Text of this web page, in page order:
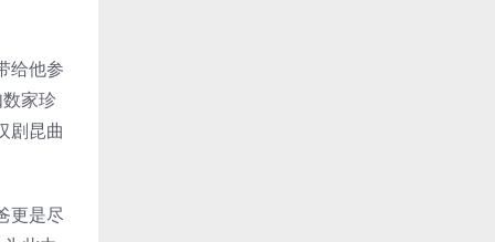
给他参
家珍
剧昆曲
更是尽